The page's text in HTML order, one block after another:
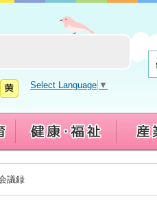
Select Language ▼
議録